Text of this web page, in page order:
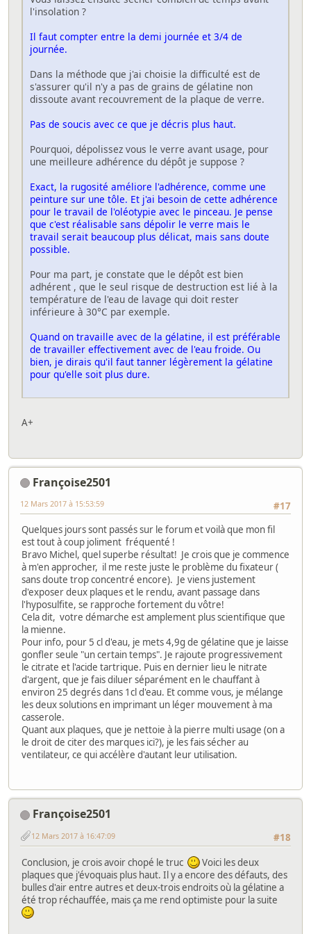
l'insolation ?
Il faut compter entre la demi journée et 3/4 de
journée.
Dans la méthode que j'ai choisie la difficulté est de
s'assurer qu'il n'y a pas de grains de gélatine non
dissoute avant recouvrement de la plaque de verre.
Pas de soucis avec ce que je décris plus haut.
Pourquoi, dépolissez vous le verre avant usage, pour
une meilleure adhérence du dépôt je suppose ?
Exact, la rugosité améliore l'adhérence, comme une
peinture sur une tôle. Et j'ai besoin de cette adhérence
pour le travail de l'oléotypie avec le pinceau. Je pense
que c'est réalisable sans dépolir le verre mais le
travail serait beaucoup plus délicat, mais sans doute
possible.
Pour ma part, je constate que le dépôt est bien
adhérent , que le seul risque de destruction est lié à la
température de l'eau de lavage qui doit rester
inférieure à 30°C par exemple.
Quand on travaille avec de la gélatine, il est préférable
de travailler effectivement avec de l'eau froide. Ou
bien, je dirais qu'il faut tanner légèrement la gélatine
pour qu'elle soit plus dure.
A+
Françoise2501
#17
12 Mars 2017 à 15:53:59
Quelques jours sont passés sur le forum et voilà que mon fil
est tout à coup joliment fréquenté !
Bravo Michel, quel superbe résultat! Je crois que je commence
à m'en approcher, il me reste juste le problème du fixateur (
sans doute trop concentré encore). Je viens justement
d'exposer deux plaques et le rendu, avant passage dans
l'hyposulfite, se rapproche fortement du vôtre!
Cela dit, votre démarche est amplement plus scientifique que
la mienne.
Pour info, pour 5 cl d'eau, je mets 4,9g de gélatine que je laisse
gonfler seule "un certain temps". Je rajoute progressivement
le citrate et l'acide tartrique. Puis en dernier lieu le nitrate
d'argent, que je fais diluer séparément en le chauffant à
environ 25 degrés dans 1cl d'eau. Et comme vous, je mélange
les deux solutions en imprimant un léger mouvement à ma
casserole.
Quant aux plaques, que je nettoie à la pierre multi usage (on a
le droit de citer des marques ici?), je les fais sécher au
ventilateur, ce qui accélère d'autant leur utilisation.
Françoise2501
#18
12 Mars 2017 à 16:47:09
Conclusion, je crois avoir chopé le truc
Voici les deux
plaques que j'évoquais plus haut. Il y a encore des défauts, des
bulles d'air entre autres et deux-trois endroits où la gélatine a
été trop réchauffée, mais ça me rend optimiste pour la suite